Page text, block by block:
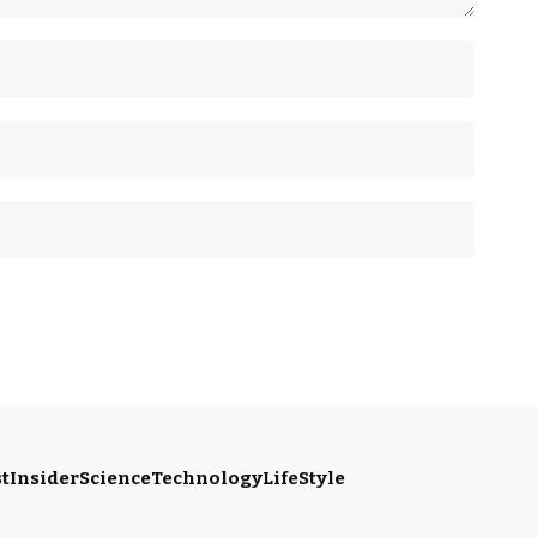
InsiderScienceTechnologyLifeStyle